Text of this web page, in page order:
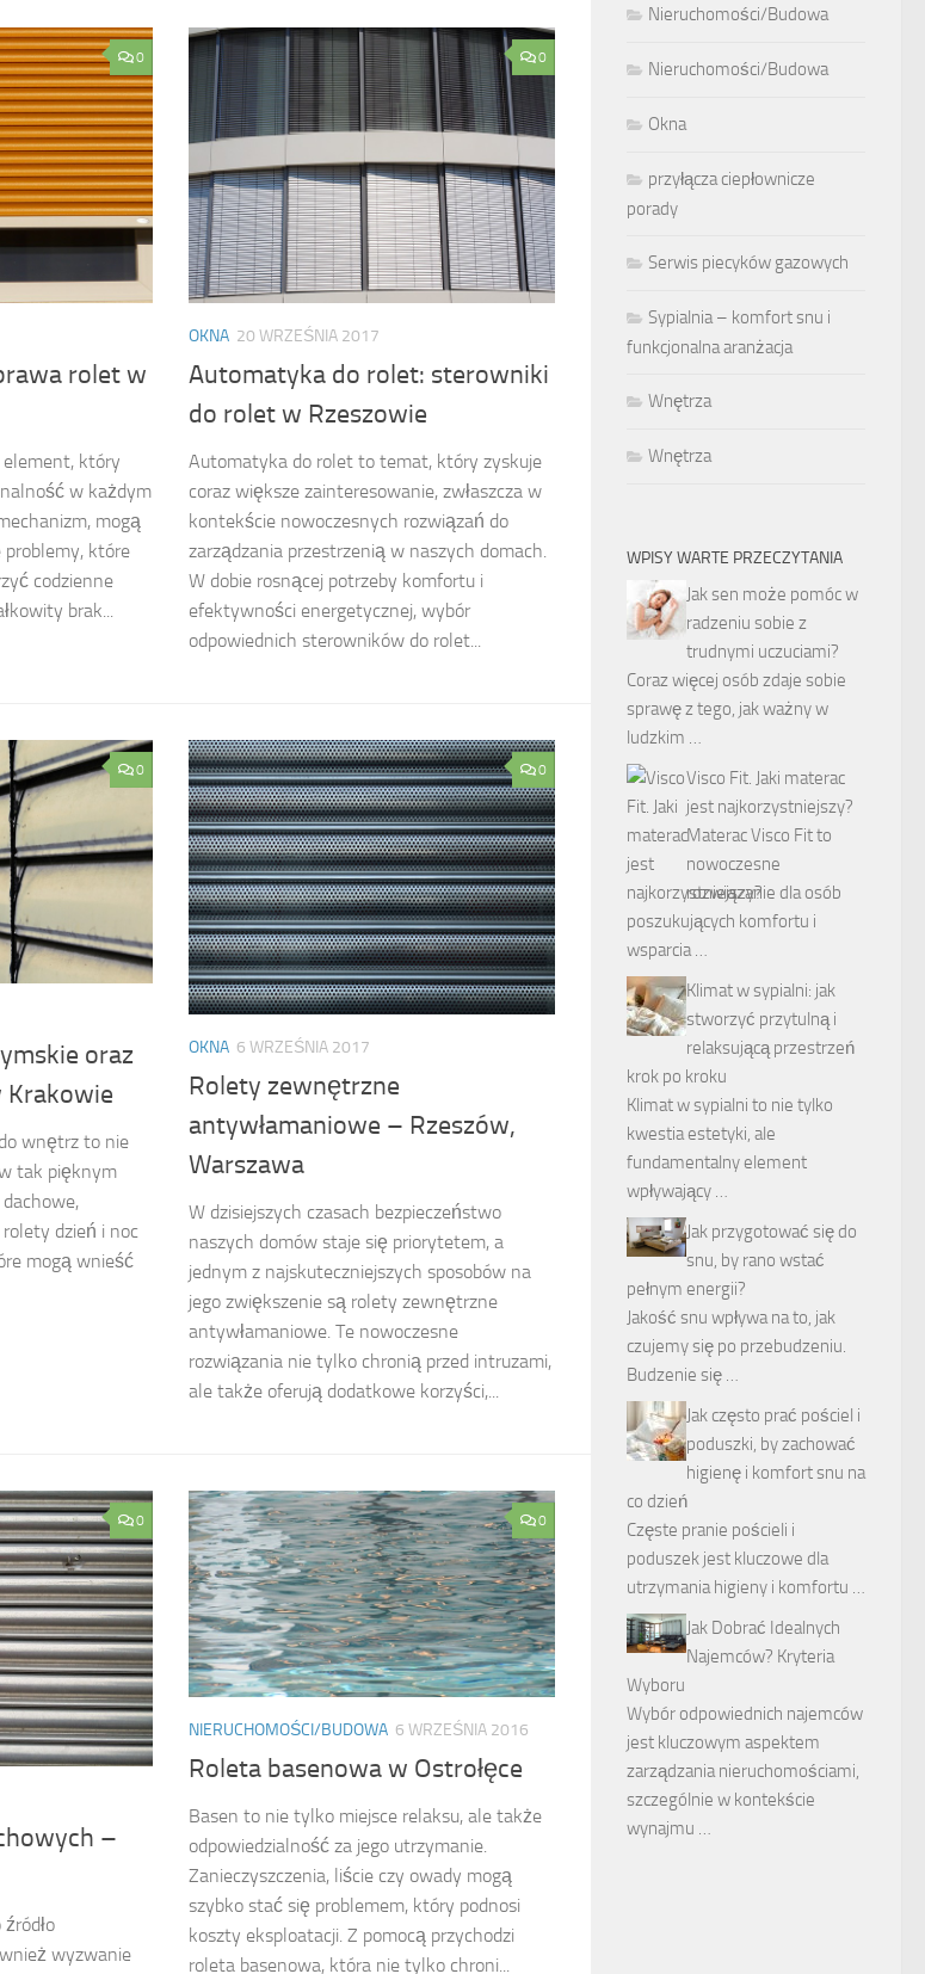
0
rolet w
który
w każdym
mogą
które
codzienne
brak...
0
OKNA 20 WRZEŚNIA 2017
Automatyka do rolet: sterowniki
do rolet w Rzeszowie
Automatyka do rolet to temat, który zyskuje
coraz większe zainteresowanie, zwłaszcza w
kontekście nowoczesnych rozwiązań do
zarządzania przestrzenią w naszych domach.
W dobie rosnącej potrzeby komfortu i
efektywności energetycznej, wybór
odpowiednich sterowników do rolet...
0
oraz
Krakowie
wnętrz to nie
tak pięknym
dzień i noc
mogą wnieść
0
OKNA 6 WRZEŚNIA 2017
Rolety zewnętrzne
antywłamaniowe – Rzeszów,
Warszawa
W dzisiejszych czasach bezpieczeństwo
naszych domów staje się priorytetem, a
jednym z najskuteczniejszych sposobów na
jego zwiększenie są rolety zewnętrzne
antywłamaniowe. Te nowoczesne
rozwiązania nie tylko chronią przed intruzami,
ale także oferują dodatkowe korzyści,...
0
–
wyzwanie
0
NIERUCHOMOŚCI/BUDOWA 6 WRZEŚNIA 2016
Roleta basenowa w Ostrołęce
Basen to nie tylko miejsce relaksu, ale także
odpowiedzialność za jego utrzymanie.
Zanieczyszczenia, liście czy owady mogą
szybko stać się problemem, który podnosi
koszty eksploatacji. Z pomocą przychodzi
roleta basenowa, która nie tylko chroni...
Nieruchomości/Budowa
Nieruchomości/Budowa
Okna
przyłącza ciepłownicze
porady
Serwis piecyków gazowych
Sypialnia – komfort snu i
funkcjonalna aranżacja
Wnętrza
Wnętrza
WPISY WARTE PRZECZYTANIA
Jak sen może pomóc w
radzeniu sobie z
trudnymi uczuciami?
Coraz więcej osób zdaje sobie
sprawę z tego, jak ważny w
ludzkim …
Visco Fit. Jaki materac
jest najkorzystniejszy?
Materac Visco Fit to
nowoczesne
rozwiązanie dla osób
poszukujących komfortu i
wsparcia …
Klimat w sypialni: jak
stworzyć przytulną i
relaksującą przestrzeń
krok po kroku
Klimat w sypialni to nie tylko
kwestia estetyki, ale
fundamentalny element
wpływający …
Jak przygotować się do
snu, by rano wstać
pełnym energii?
Jakość snu wpływa na to, jak
czujemy się po przebudzeniu.
Budzenie się …
Jak często prać pościel i
poduszki, by zachować
higienę i komfort snu na
co dzień
Częste pranie pościeli i
poduszek jest kluczowe dla
utrzymania higieny i komfortu …
Jak Dobrać Idealnych
Najemców? Kryteria
Wyboru
Wybór odpowiednich najemców
jest kluczowym aspektem
zarządzania nieruchomościami,
szczególnie w kontekście
wynajmu …